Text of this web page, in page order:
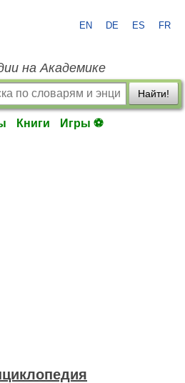
EN DE ES FR
на Академике
Найти!
Книги Игры ⚽